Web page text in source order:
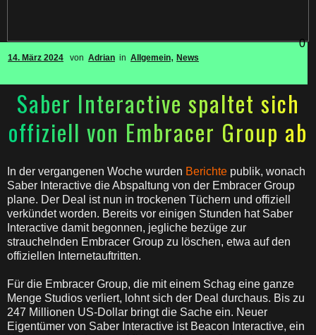
14. März 2024 von Adrian in Allgemein, News
0
Saber Interactive spaltet sich
offiziell von Embracer Group ab
In der vergangenen Woche wurden Berichte publik, wonach
Saber Interactive die Abspaltung von der Embracer Group
plane. Der Deal ist nun in trockenen Tüchern und offiziell
verkündet worden. Bereits vor einigen Stunden hat Saber
Interactive damit begonnen, jegliche bezüge zur
strauchelnden Embracer Group zu löschen, etwa auf den
offiziellen Internetauftritten.
Für die Embracer Group, die mit einem Schag eine ganze
Menge Studios verliert, lohnt sich der Deal durchaus. Bis zu
247 Millionen US-Dollar bringt die Sache ein. Neuer
Eigentümer von Saber Interactive ist Beacon Interactive, ein